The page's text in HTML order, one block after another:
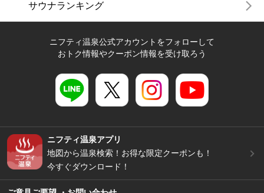
サウナランキング
ニフティ温泉公式アカウントをフォローして
おトク情報やクーポン情報を受け取ろう
ニフティ温泉アプリ
地図から温泉検索！お得な限定クーポンも！
今すぐダウンロード！